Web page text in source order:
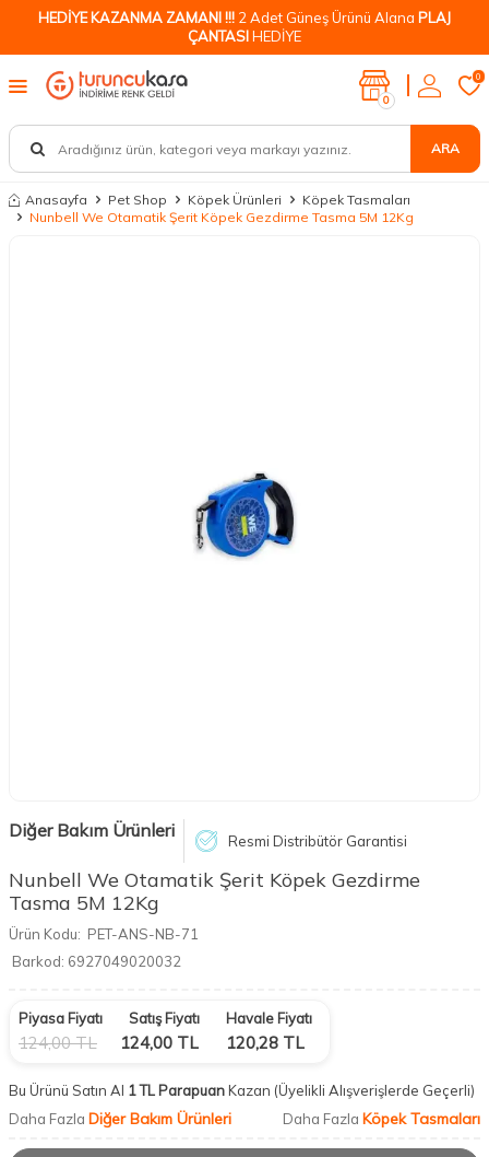
HEDİYE KAZANMA ZAMANI !!! 2 Adet Güneş Ürünü Alana PLAJ
ÇANTASIHEDİYE
ARA
0
0
Anasayfa Pet Shop Köpek Ürünleri
Köpek Tasmaları
Nunbell We Otamatik Şerit Köpek Gezdirme Tasma 5M 12Kg
Diğer Bakım Ürünleri Resmi Distribütör Garantisi
Nunbell We Otamatik Şerit Köpek Gezdirme
Tasma 5M 12Kg
Ürün Kodu: PET-ANS-NB-71
Barkod: 6927049020032
Piyasa Fiyatı
124,00TL
Satış Fiyatı
124,00 TL
Havale Fiyatı
120,28 TL
Bu Ürünü Satın Al 1 TL ParapuanKazan (Üyelikli Alışverişlerde Geçerli)
Daha Fazla Diğer Bakım Ürünleri Daha Fazla Köpek Tasmaları